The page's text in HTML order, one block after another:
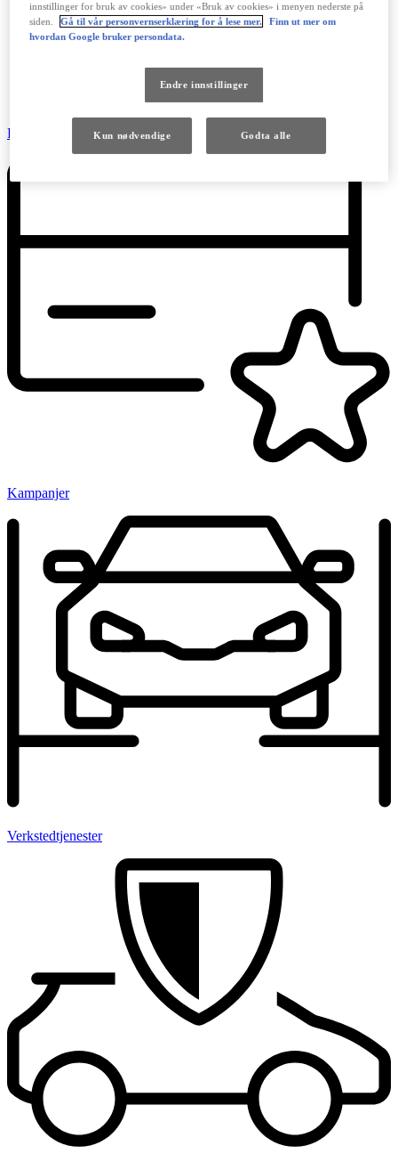
Prøvekjør
Kampanjer
Verksted­tjenester
innstillinger for bruk av cookies» under «Bruk av cookies» i menyen nederste på
siden.
Gå til vår personvernserklæring for å lese mer.
Finn ut mer om
hvordan Google bruker persondata.
Endre innstillinger
Kun nødvendige Godta alle